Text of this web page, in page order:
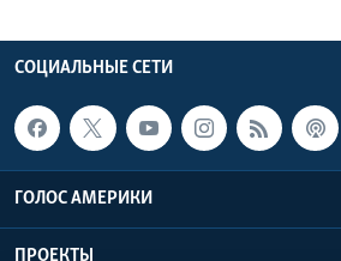
СОЦИАЛЬНЫЕ СЕТИ
ГОЛОС АМЕРИКИ
ПРОЕКТЫ